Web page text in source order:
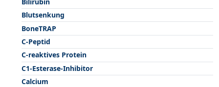
Blutsenkung
BoneTRAP
C-Peptid
C-reaktives Protein
C1-Esterase-Inhibitor
Calcium